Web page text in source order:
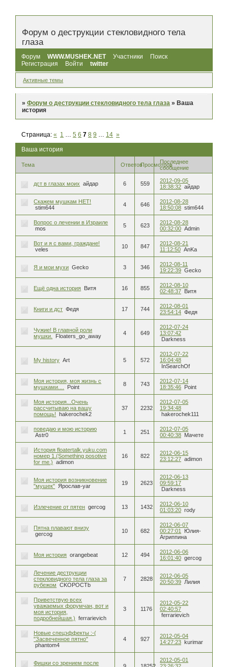
Форум о деструкции стекловидного тела
глаза
Форум WWW.MUSHEK.NET Участники
Поиск
Регистрация
Войти twitter
Активные темы
»Форум о деструкции стекловидного тела глаза »Ваша
история
Ваша история
Страница:« 1 … 5 6 7 8 9 … 14 »
Тема ОтветовПросмотровПоследнее
сообщение
дст в глазах моих айдар 6 559
2012-09-05
18:38:32 айдар
Скажем мушкам НЕТ!
stim644
4 646
2012-08-28
18:50:08 stim644
Вопрос о лечении в Израиле
mos
5 623
2012-08-28
00:32:00 Admin
Вот и я с вами, граждане!
veles
10 847
2012-08-21
11:12:50 AnKa
Я и мои мухи Gecko 3 346
2012-08-11
19:22:39 Gecko
Ещё одна история Витя 16 855
2012-08-10
02:48:37 Витя
Книги и дст Федя 17 744
2012-08-01
23:54:14 Федя
Чужие! В главной роли
мушки.
Floaters_go_away 4 649
2012-07-24
13:07:42
Darkness
My history Art 5 572
2012-07-22
16:04:48
InSearchOf
Моя история, моя жизнь с
мушками....
Point 8 743
2012-07-14
18:35:46 Point
Моя история...Очень
рассчитываю на вашу
помощь!
hakerochek2
37 2232
2012-07-05
19:34:48
hakerochek111
поведаю и мою историю
Astr0
1 251
2012-07-05
00:40:38 Мачете
История floatertalk.yuku.com
номер 1.(Something posotive
for me.)
adimon
16 822
2012-06-15
23:12:27 adimon
Моя история возникновение
"мушек" Ярослав-yar 19 2623
2012-06-13
09:59:17
Darkness
Излечение от пятен gercog 13 1432
2012-06-10
01:03:20 rody
Пятна плавают внизу
gercog
10 682
2012-06-07
00:27:01
Юлия-
Агриппина
Моя история orangebeat 12 494
2012-06-06
16:01:40 gercog
Лечение деструкции
стекловидного тела глаза за
рубежом
CKOPOCTb
7 2828
2012-06-05
20:50:39 Лилия
Приветствую всех
уважаемых форумчан, вот и
моя история,
подробнейшая.)
ferrarievich
3 1176
2012-05-22
02:40:57
ferrarievich
Новые спецэффекты :-(
"Засвеченное пятно"
phantom4
4 927
2012-05-04
14:27:23 kurimar
Фишки со зрением после
9 18252
2012-05-01
23:26:32